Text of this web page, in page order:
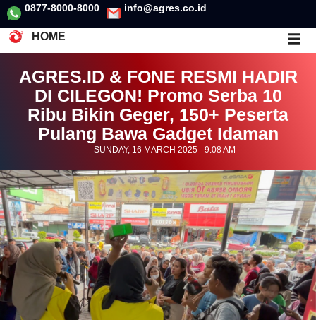
0877-8000-8000 info@agres.co.id
HOME
AGRES.ID & FONE RESMI HADIR
DI CILEGON! Promo Serba 10
Ribu Bikin Geger, 150+ Peserta
Pulang Bawa Gadget Idaman
SUNDAY, 16 MARCH 2025 9:08 AM